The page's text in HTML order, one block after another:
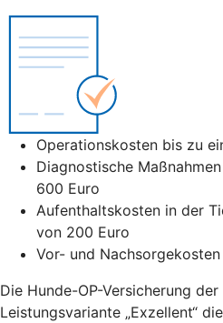
Operationskosten bis zu
Diagnostische
600 Euro
Aufenthaltskosten in der
von 200 Euro
Vor- und Nachsorgekosten
Die Hunde-OP-Versicherung
Leistungsvariante „Exzellent“